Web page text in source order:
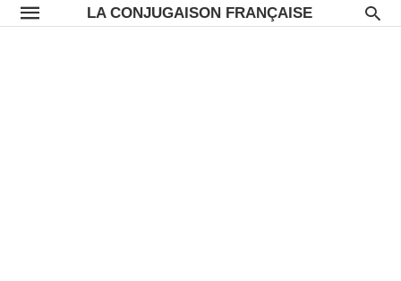
LA CONJUGAISON FRANÇAISE